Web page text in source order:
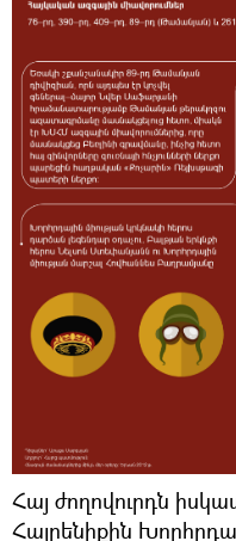
Հայ ժողովուրդն
Հայրենիքին